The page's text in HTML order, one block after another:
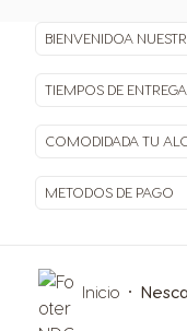
BIENVENIDOA
TIEMPOS DE ENTREGA
COMODIDADA TU
METODOS DE PAGO
Inicio